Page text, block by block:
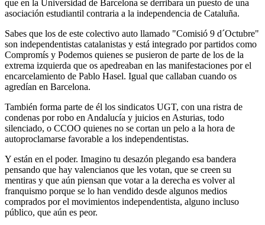
que en la Universidad de Barcelona se derribara un puesto de una
asociación estudiantil contraria a la independencia de Cataluña.
Sabes que los de este colectivo auto llamado "Comisió 9 d´Octubre"
son independentistas catalanistas y está integrado por partidos como
Compromís y Podemos quienes se pusieron de parte de los de la
extrema izquierda que os apedreaban en las manifestaciones por el
encarcelamiento de Pablo Hasel. Igual que callaban cuando os
agredían en Barcelona.
También forma parte de él los sindicatos UGT, con una ristra de
condenas por robo en Andalucía y juicios en Asturias, todo
silenciado, o CCOO quienes no se cortan un pelo a la hora de
autoproclamarse favorable a los independentistas.
Y están en el poder. Imagino tu desazón plegando esa bandera
pensando que hay valencianos que les votan, que se creen su
mentiras y que aún piensan que votar a la derecha es volver al
franquismo porque se lo han vendido desde algunos medios
comprados por el movimientos independentista, alguno incluso
público, que aún es peor.